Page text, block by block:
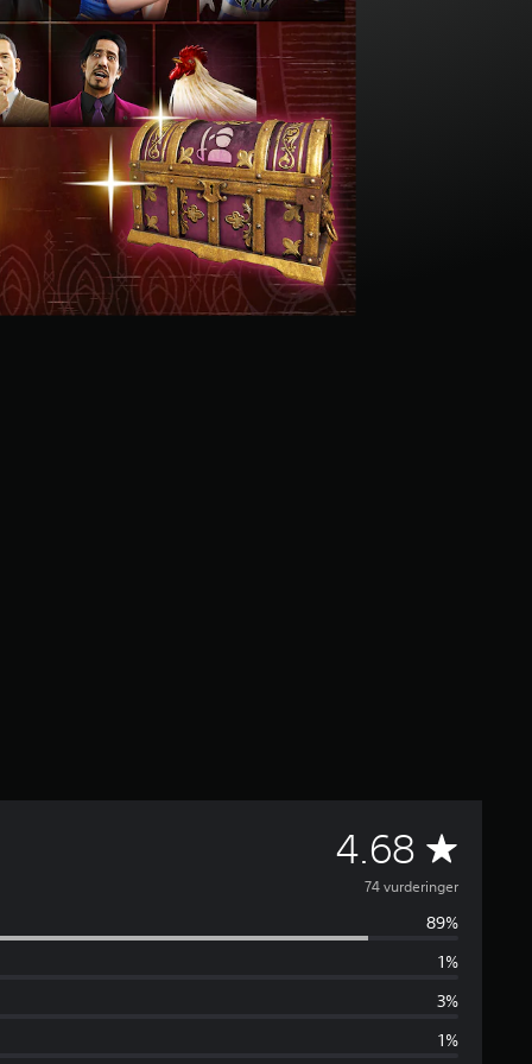
4.68 G
e
n
n
74 vurderinger
89%
1%
3%
1%